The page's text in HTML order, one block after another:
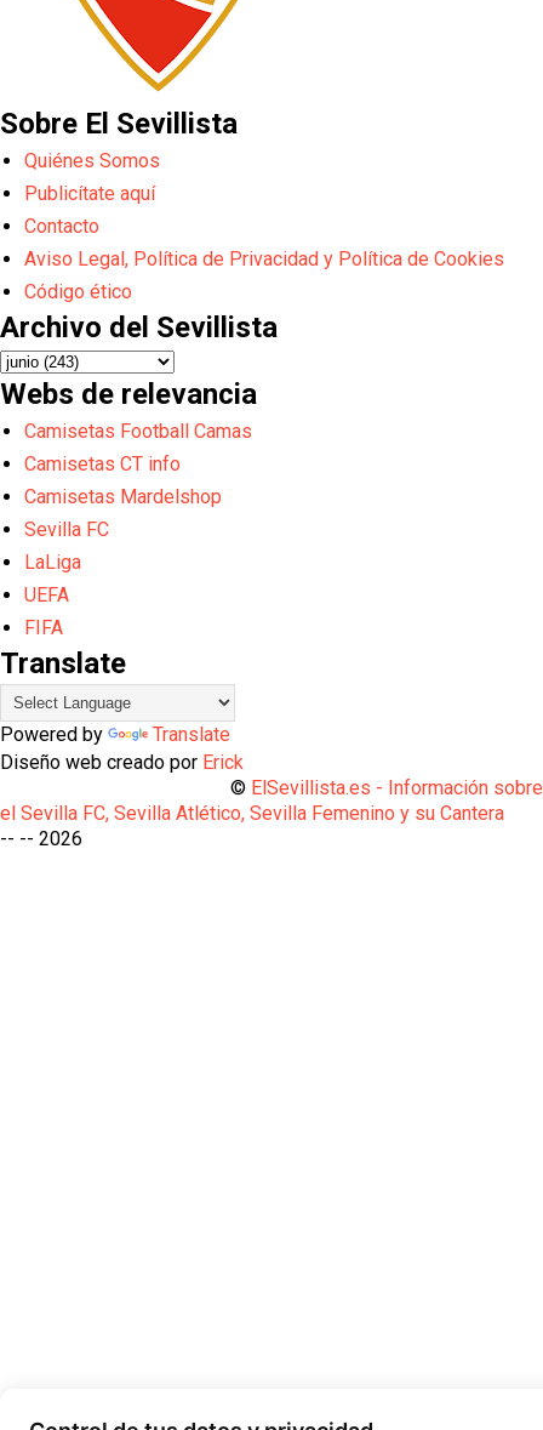
Sobre El Sevillista
Quiénes Somos
Publicítate aquí
Contacto
Aviso Legal, Política de Privacidad y Política de Cookies
Código ético
Archivo del Sevillista
Webs de relevancia
Camisetas Football Camas
Camisetas CT info
Camisetas Mardelshop
Sevilla FC
LaLiga
UEFA
FIFA
Translate
Powered by
Translate
Diseño web creado por Erick
© ElSevillista.es - Información sobre
el Sevilla FC, Sevilla Atlético, Sevilla Femenino y su Cantera
-- -- 2026